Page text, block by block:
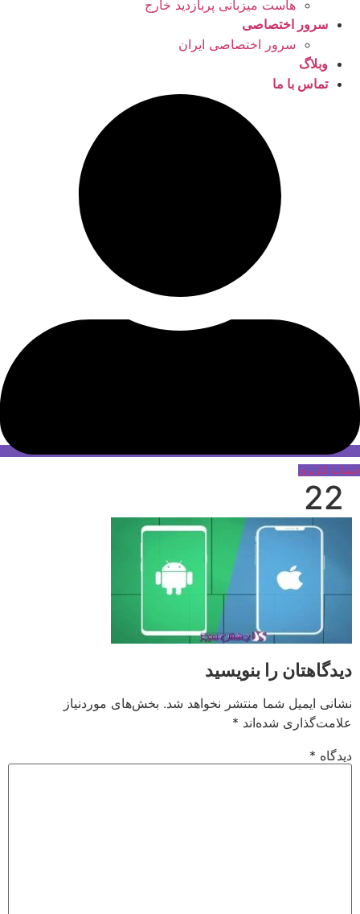
هاست میزبانی پربازدید خارج
سرور اختصاصی
سرور اختصاصی ایران
وبلاگ
تماس با ما
حساب کاربری
22
دیدگاهتان را بنویسید
نشانی ایمیل شما منتشر نخواهد شد. بخش‌های موردنیاز
علامت‌گذاری شده‌اند *
دیدگاه *